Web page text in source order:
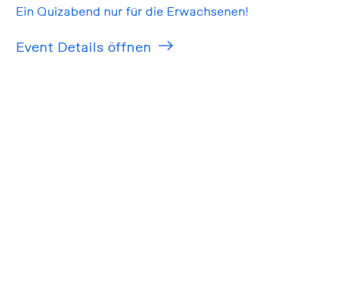
Ein Quizabend nur für die Erwachsenen!
Event Details öffnen